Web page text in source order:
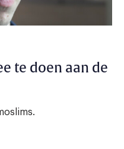
te doen aan de